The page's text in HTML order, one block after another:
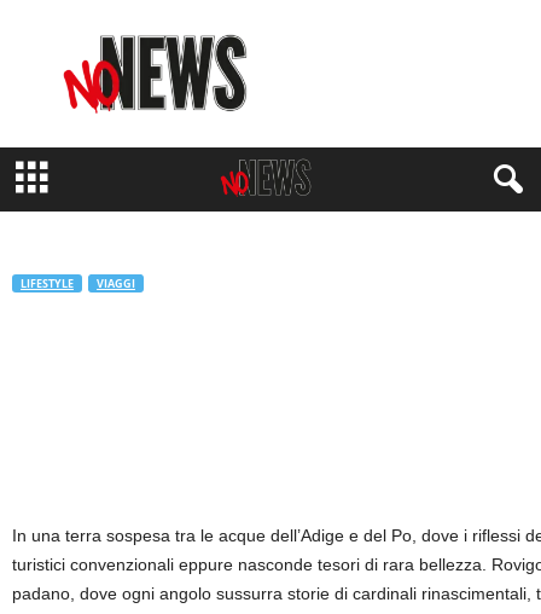
s
LIFESTYLE VIAGGI
In una terra sospesa tra le acque dell’Adige e del Po, dove i riflessi
turistici convenzionali eppure nasconde tesori di rara bellezza.
padano, dove ogni angolo sussurra storie di cardinali